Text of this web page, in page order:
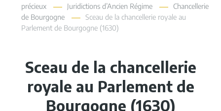
précieux
Juridictions d’Ancien Régime
Chancellerie
de Bourgogne
Sceau de la chancellerie royale au
Parlement de Bourgogne (1630)
Sceau de la chancellerie
royale au Parlement de
Bourgogne (1630)